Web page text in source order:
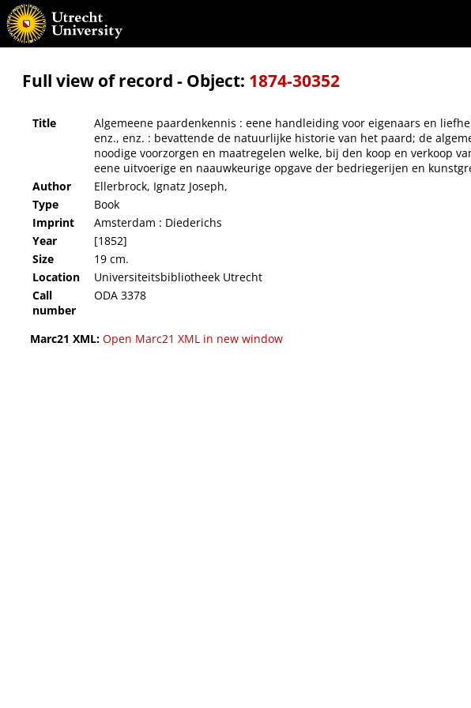
Algemeene paardenkennis : eene handleiding voor eigenaars en liefhebbers van paarden, paarden-handelaren,
onderscheidene kleuren en rassen; de kennis van den ouderdom ...; de noodige voorzorgen en maatregelen
naauwkeurige opgave der bedriegerijen en kunstgrepen, welke in den paardenhandel gepleegd worden
Full view of record - Object: 1874-30352
Title
Algemeene paardenkennis : eene handleiding voor eigenaars en
enz., enz. : bevattende de natuurlijke historie van het paard; de
noodige voorzorgen en maatregelen welke, bij den koop en verkoop
eene uitvoerige en naauwkeurige opgave der bedriegerijen en
Author Ellerbrock, Ignatz Joseph,
Type
Book
Imprint
Amsterdam : Diederichs
Year
[1852]
Size
19 cm.
Location
Universiteitsbibliotheek Utrecht
Call
number
ODA 3378
Marc21 XML: Open Marc21 XML in new window